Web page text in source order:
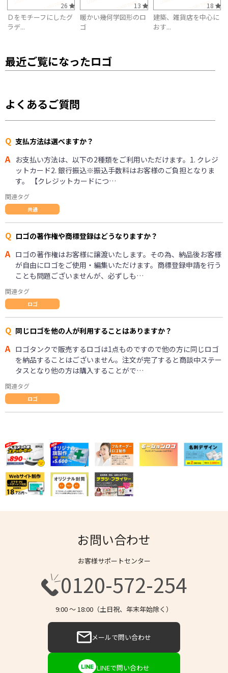
26
Ｄをモチーフにしたグ
ラデ...
13
暖かい幾何学図形のロ
ゴ
18
建築、雑貨店を中心に
おす...
最近ご覧になったロゴ
よくあるご質問
Q 支払方法は選べますか？
A お支払い方法は、以下の2種類をご利用いただけます。1. クレジ
ットカード2. 銀行振込※振込手数料はお客様のご負担となりま
す。 【クレジットカードにつ…
関連タグ
共通
Q ロゴの著作権や商標登録はどうなりますか？
A ロゴの著作権はお客様に譲渡いたします。その為、納品後お客様
が自由にロゴをご使用・編集いただけます。商標登録申請を行う
ことも問題ございませんが、必ずしも…
関連タグ
ロゴ
Q 同じロゴを他の人が利用することはありますか？
A ロゴタンクで販売するロゴは1点ものですので他の方に同じロゴ
を納品することはございません。注文が完了すると商談中ステー
タスとなり他の方は購入することがで…
関連タグ
ロゴ
お問い合わせ
お客様サポートセンター
0120-572-254
9:00 〜 18:00（土日祝、年末年始除く）
メールで問い合わせ
LINEで問い合わせ